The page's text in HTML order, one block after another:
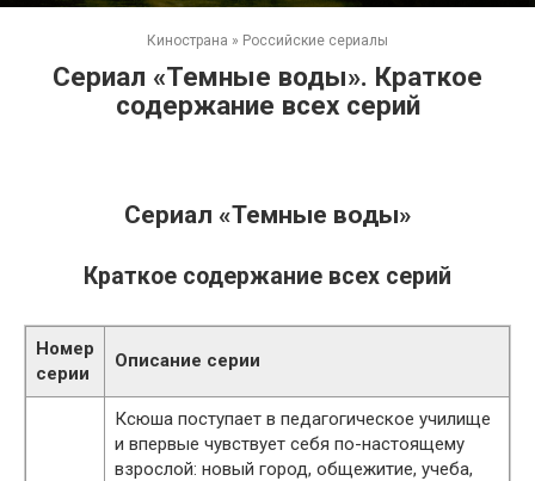
Кинострана » Российские сериалы
Сериал «Темные воды». Краткое
содержание всех серий
Сериал «Темные воды»
Краткое содержание всех серий
Номер
серии
Описание серии
Ксюша поступает в педагогическое училище
и впервые чувствует себя по-настоящему
взрослой: новый город, общежитие, учеба,